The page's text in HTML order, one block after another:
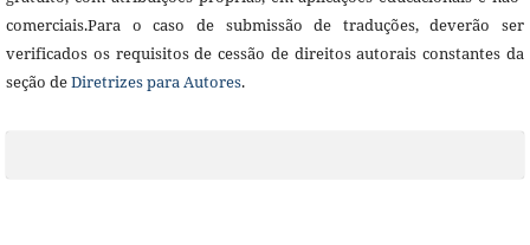
comerciais.Para o caso de submissão de traduções, deverão ser
verificados os requisitos de cessão de direitos autorais constantes da
seção deDiretrizes para Autores.